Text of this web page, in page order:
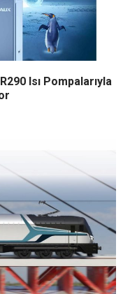
Isı Pompalarıyla